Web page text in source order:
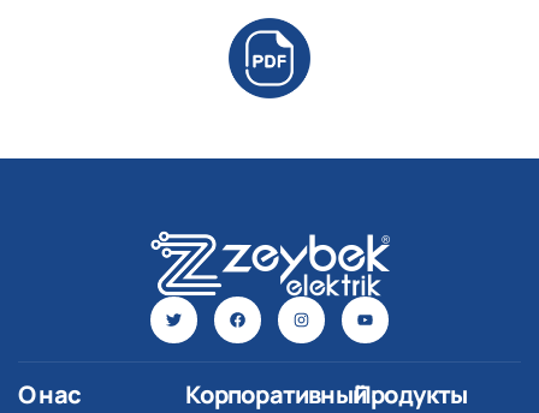
О нас КорпоративныйПродукты